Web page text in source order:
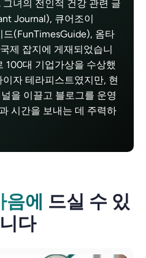
녀의 전인적 건강 관련 글
Journal), 큐어조이
(FunTimesGuide), 옴타
제 잡지에 게재되었습니
100대 기업가상을 수상했
자 테라피스트였지만, 현
을 이끌고 블로그를 운영
시간을 보내는 데 주력하
음에 드실 수 있
다